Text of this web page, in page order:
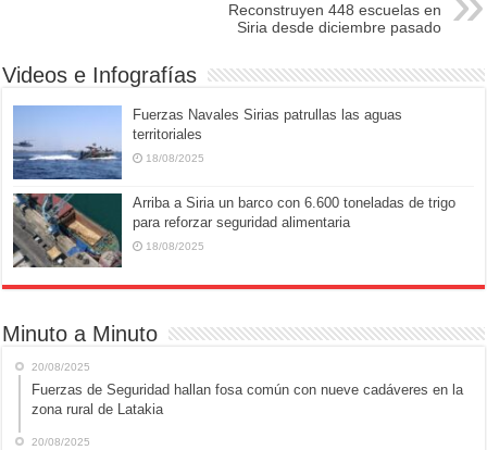
k
Reconstruyen 448 escuelas en
Siria desde diciembre pasado
Videos e Infografías
Fuerzas Navales Sirias patrullas las aguas
territoriales
18/08/2025
Arriba a Siria un barco con 6.600 toneladas de trigo
para reforzar seguridad alimentaria
18/08/2025
Minuto a Minuto
20/08/2025
Fuerzas de Seguridad hallan fosa común con nueve cadáveres en la
zona rural de Latakia
20/08/2025